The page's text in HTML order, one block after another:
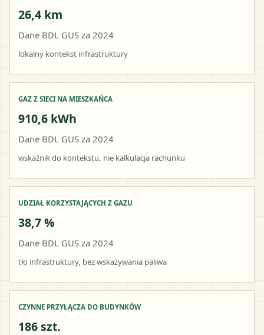
26,4 km
Dane BDL GUS za 2024
lokalny kontekst infrastruktury
GAZ Z SIECI NA MIESZKAŃCA
910,6 kWh
Dane BDL GUS za 2024
wskaźnik do kontekstu, nie kalkulacja rachunku
UDZIAŁ KORZYSTAJĄCYCH Z GAZU
38,7 %
Dane BDL GUS za 2024
tło infrastruktury, bez wskazywania paliwa
CZYNNE PRZYŁĄCZA DO BUDYNKÓW
186 szt.